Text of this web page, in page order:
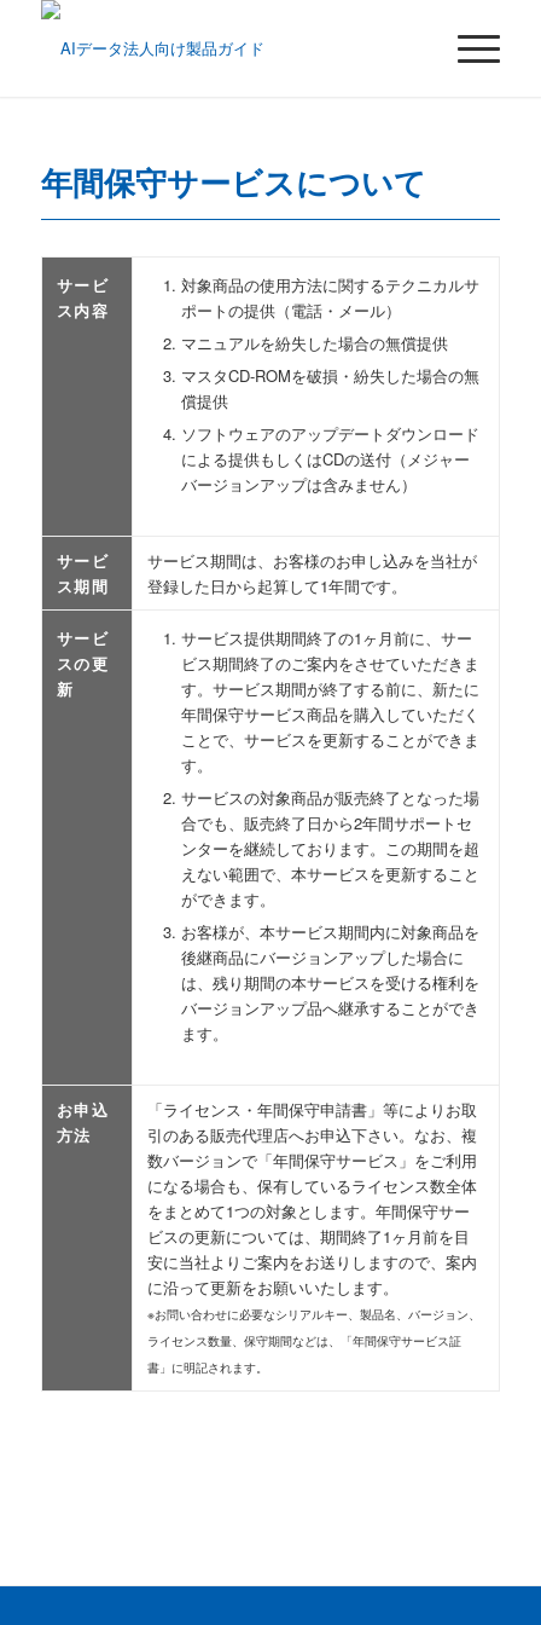
年間保守サービスについて
サービ
ス内容
対象商品の使用方法に関するテクニカルサ
ポートの提供（電話・メール）
マニュアルを紛失した場合の無償提供
マスタCD-ROMを破損・紛失した場合の無
償提供
ソフトウェアのアップデートダウンロード
による提供もしくはCDの送付（メジャー
バージョンアップは含みません）
サービ
ス期間
サービス期間は、お客様のお申し込みを当社が
登録した日から起算して1年間です。
サービ
スの更
新
サービス提供期間終了の1ヶ月前に、サー
ビス期間終了のご案内をさせていただきま
す。サービス期間が終了する前に、新たに
年間保守サービス商品を購入していただく
ことで、サービスを更新することができま
す。
サービスの対象商品が販売終了となった場
合でも、販売終了日から2年間サポートセ
ンターを継続しております。この期間を超
えない範囲で、本サービスを更新すること
ができます。
お客様が、本サービス期間内に対象商品を
後継商品にバージョンアップした場合に
は、残り期間の本サービスを受ける権利を
バージョンアップ品へ継承することができ
ます。
お申込
方法
「ライセンス・年間保守申請書」等によりお取
引のある販売代理店へお申込下さい。なお、複
数バージョンで「年間保守サービス」をご利用
になる場合も、保有しているライセンス数全体
をまとめて1つの対象とします。年間保守サー
ビスの更新については、期間終了1ヶ月前を目
安に当社よりご案内をお送りしますので、案内
に沿って更新をお願いいたします。
※お問い合わせに必要なシリアルキー、製品名、バージョン、
ライセンス数量、保守期間などは、「年間保守サービス証
書」に明記されます。